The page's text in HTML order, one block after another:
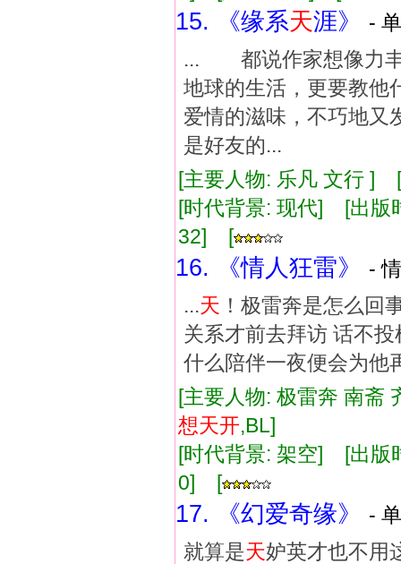
15. 《缘系天涯》
-
... 都说作家想像力丰
地球的生活，更要教他
爱情的滋味，不巧地又
是好友的...
[主要人物: 乐凡 文行
[时代背景: 现代] [出
32] [
16. 《情人狂雷》
-
...天 ！极雷奔是怎么回
关系才前去拜访 话不
什么陪伴一夜便会为他
[主要人物: 极雷奔 南
想天开,BL]
[时代背景: 架空] [出
0] [
17. 《幻爱奇缘》
-
就算是天妒英才也不用